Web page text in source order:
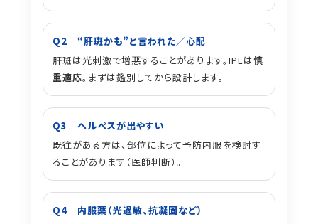
Q2｜“肝斑かも”と言われた／心配
肝斑は光刺激で増悪することがあります。IPLは慎
重適応。まずは鑑別してから設計します。
Q3｜ヘルペスが出やすい
既往がある方は、部位によって予防内服を検討す
ることがあります（医師判断）。
Q4｜内服薬（光過敏、抗凝固など）